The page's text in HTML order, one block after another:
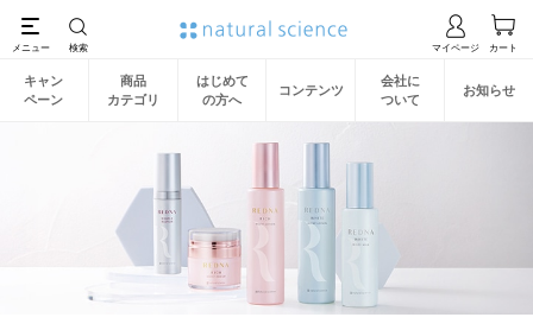
キャン
ペーン
商品
カテゴリ
はじめて
の方へ
コンテンツ
会社に
ついて
お知らせ